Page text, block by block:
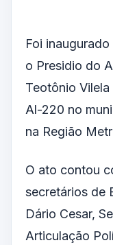
Foi
o Presidio do
Teotônio
Al-220 no
na Região
O ato contou
secretários de
Dário Cesar,
Articulação